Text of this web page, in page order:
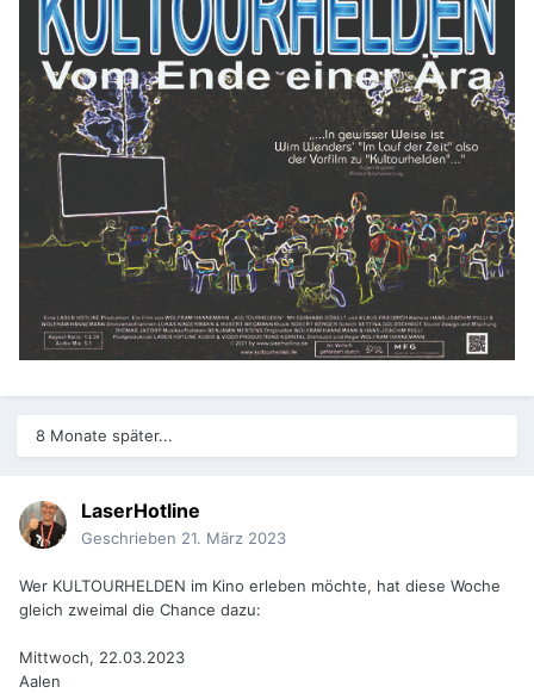
8 Monate später...
LaserHotline
Geschrieben 21. März 2023
Wer KULTOURHELDEN im Kino erleben möchte, hat diese Woche
gleich zweimal die Chance dazu:
Mittwoch, 22.03.2023
Aalen